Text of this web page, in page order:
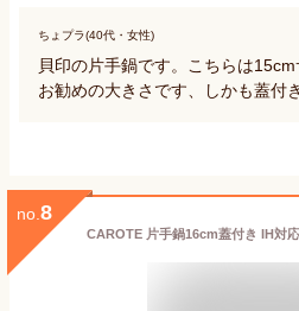
ちょプラ(40代・女性)
貝印の片手鍋です。こちらは
お勧めの大きさです、しかも蓋付
no. 8